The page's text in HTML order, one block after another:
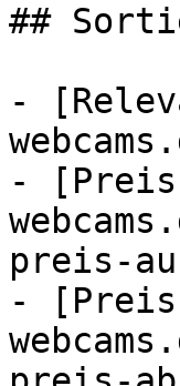
##
-
-
preis-
- [Preis